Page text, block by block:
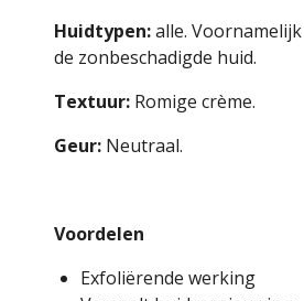
Huidtypen:alle.
de zonbeschadigde huid.
Textuur: Romige crème.
Geur: Neutraal.
Voordelen
Exfoliërende werking